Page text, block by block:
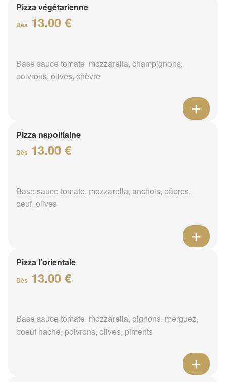
Pizza végétarienne
Dès 13.00 €
Base sauce tomate, mozzarella, champignons,
poivrons, olives, chèvre
Pizza napolitaine
Dès 13.00 €
Base sauce tomate, mozzarella, anchois, câpres,
oeuf, olives
Pizza l'orientale
Dès 13.00 €
Base sauce tomate, mozzarella, oignons, merguez,
boeuf haché, poivrons, olives, piments